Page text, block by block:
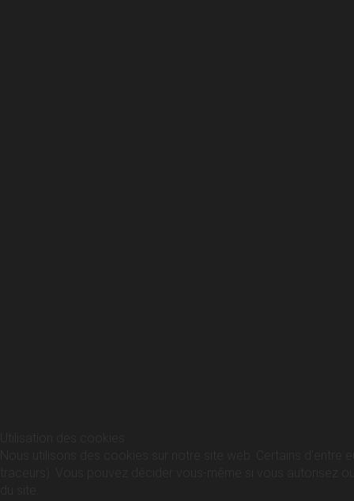
Nous utilisons des cookies sur notre site web. Certains
traceurs). Vous pouvez décider vous-même si vous autorisez